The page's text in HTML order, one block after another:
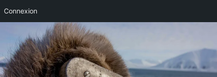
Connexion